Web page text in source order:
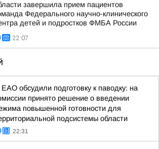
завершила прием пациентов
Федерального научно-клинического
детей и подростков ФМБА России
22:07
обсудили подготовку к паводку: на
принято решение о введении
повышенной готовности для
подсистемы области
22:31